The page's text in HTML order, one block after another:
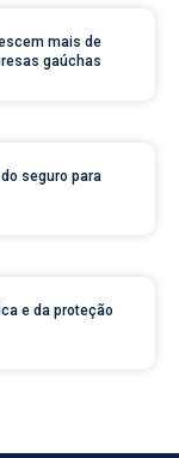
mais de
gaúchas
seguro para
e da proteção